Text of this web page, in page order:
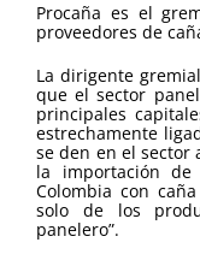
Procaña es el
proveedores de
La dirigente
que el sector
principales
estrechamente
se den en el
la importación
Colombia con
solo de los
panelero”.